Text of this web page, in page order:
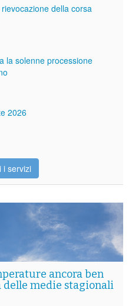
della corsa
la solenne processione
2026
i servizi
ancora ben
delle medie stagionali